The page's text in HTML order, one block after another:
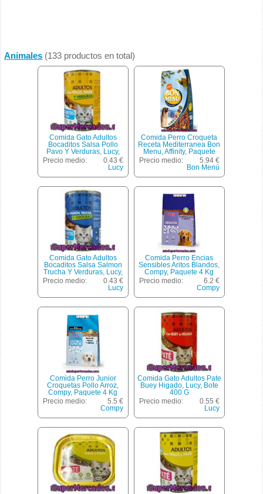
Animales (133 productos en total)
Comida Gato Adultos
Bocaditos Salsa Pollo
Pavo Y Verduras, Lucy,
Bote 400 G
Precio medio:
0.43 €
Lucy
Comida Perro Croqueta
Receta Mediterranea Bon
Menu, Affinity, Paquete
4250 G
Precio medio:
5.94 €
Bon Menú
Comida Gato Adultos
Bocaditos Salsa Salmon
Trucha Y Verduras, Lucy,
Lata 415 G
Precio medio:
0.43 €
Lucy
Comida Perro Encias
Sensibles Aritos Blandos,
Compy, Paquete 4 Kg
Precio medio:
6.2 €
Compy
Comida Perro Junior
Croquetas Pollo Arroz,
Compy, Paquete 4 Kg
Precio medio:
5.5 €
Compy
Comida Gato Adultos Pate
Buey Higado, Lucy, Bote
400 G
Precio medio:
0.55 €
Lucy